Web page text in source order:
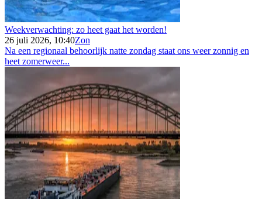
Weekverwachting: zo heet gaat het worden!
26 juli 2026, 10:40Zon
Na een regionaal behoorlijk natte zondag staat ons weer zonnig en
heet zomerweer...